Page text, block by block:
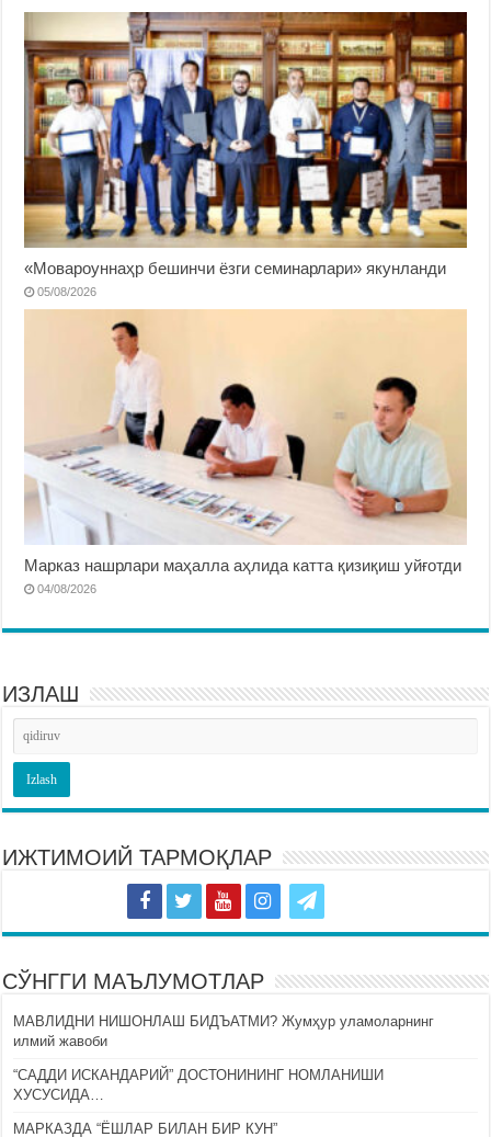
«Мовароуннаҳр бешинчи ёзги семинарлари» якунланди
05/08/2026
Марказ нашрлари маҳалла аҳлида катта қизиқиш уйғотди
04/08/2026
ИЗЛАШ
ИЖТИМОИЙ ТАРМОҚЛАР
СЎНГГИ МАЪЛУМОТЛАР
МАВЛИДНИ НИШОНЛАШ БИДЪАТМИ? Жумҳур уламоларнинг
илмий жавоби
“САДДИ ИСКАНДАРИЙ” ДОСТОНИНИНГ НОМЛАНИШИ
ХУСУСИДА…
МАРКАЗДА “ЁШЛАР БИЛАН БИР КУН”